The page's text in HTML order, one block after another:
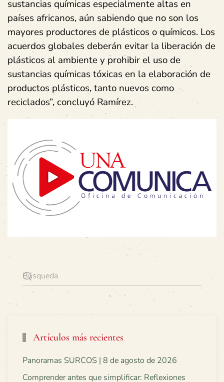
sustancias químicas especialmente altas en
países africanos, aún sabiendo que no son los
mayores productores de plásticos o químicos. Los
acuerdos globales deberán evitar la liberación de
plásticos al ambiente y prohibir el uso de
sustancias químicas tóxicas en la elaboración de
productos plásticos, tanto nuevos como
reciclados”, concluyó Ramírez.
Artículos más recientes
Panoramas SURCOS | 8 de agosto de 2026
Comprender antes que simplificar: Reflexiones